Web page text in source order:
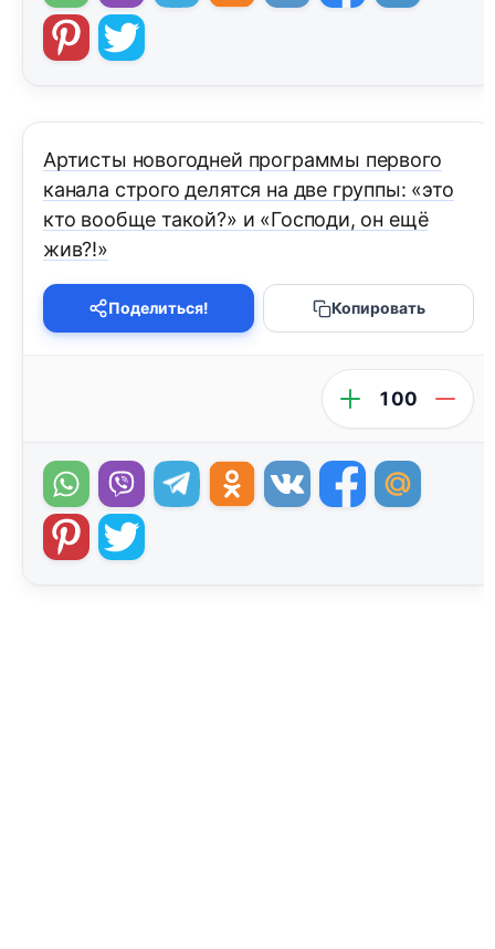
Артисты новогодней программы первого
канала строго делятся на две группы: «это
кто вообще такой?» и «Господи, он ещё
жив?!»
Поделиться! Копировать
100